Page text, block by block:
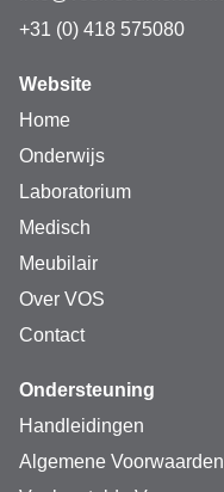
+31 (0) 418 575080
Website
Home
Onderwijs
Laboratorium
Medisch
Meubilair
Over VOS
Contact
Ondersteuning
Handleidingen
Algemene Voorwaarden